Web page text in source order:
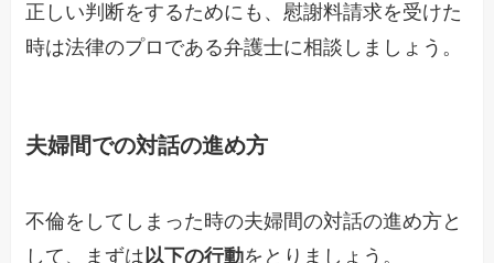
正しい判断をするためにも、慰謝料請求を受けた
時は法律のプロである弁護士に相談しましょう。
夫婦間での対話の進め方
不倫をしてしまった時の夫婦間の対話の進め方と
して、まずは以下の行動をとりましょう。